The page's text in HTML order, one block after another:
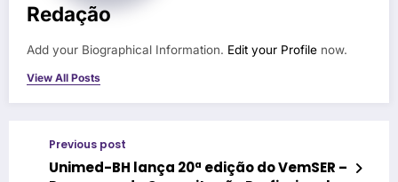
Redação
Add your Biographical Information. Edit your Profile now.
View All Posts
Previous post
Unimed-BH lança 20ª edição do VemSER –